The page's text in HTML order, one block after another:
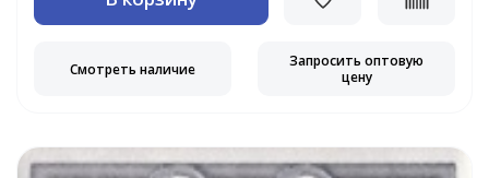
Смотреть наличие
Запросить оптовую
цену